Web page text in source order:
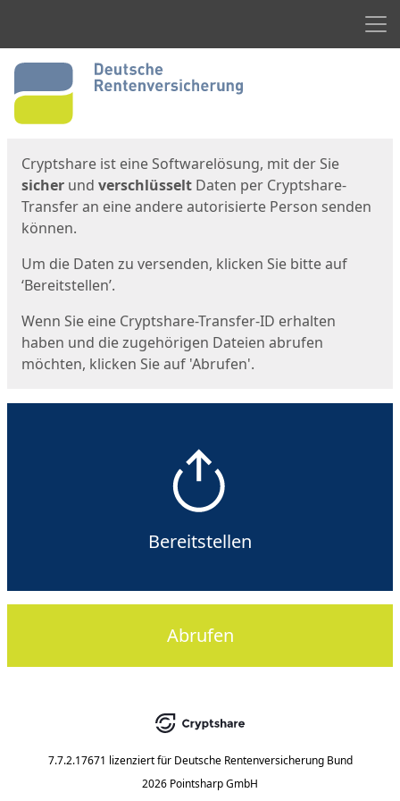
Start
Cryptshare ist eine Softwarelösung, mit der Sie
sicher und verschlüsselt Daten per Cryptshare-
Transfer an eine andere autorisierte Person senden
können.
Um die Daten zu versenden, klicken Sie bitte auf
‘Bereitstellen’.
Wenn Sie eine Cryptshare-Transfer-ID erhalten
haben und die zugehörigen Dateien abrufen
möchten, klicken Sie auf 'Abrufen'.
Bereitstellen
Abrufen
7.7.2.17671 lizenziert für Deutsche Rentenversicherung Bund
2026 Pointsharp GmbH